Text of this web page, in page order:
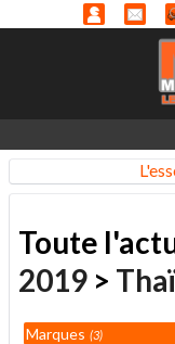
Toute
2019 >
Marques 3